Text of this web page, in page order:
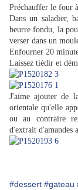
Préchauffer le four
Dans un saladier,
beurre fondu, la
verser dans un
Enfourner 20
Laissez tiédir et
J'aime ajouter de
orientale qu'elle
ou au contraire
d'extrait d'amandes
#dessert #gateau